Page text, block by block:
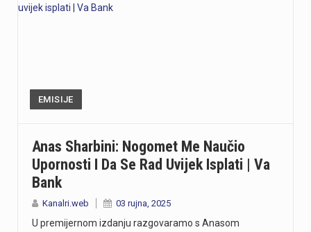
EMISIJE
Anas Sharbini: Nogomet Me Naučio
Upornosti I Da Se Rad Uvijek Isplati | Va
Bank
Kanalri.web 03 rujna, 2025
U premijernom izdanju razgovaramo s Anasom